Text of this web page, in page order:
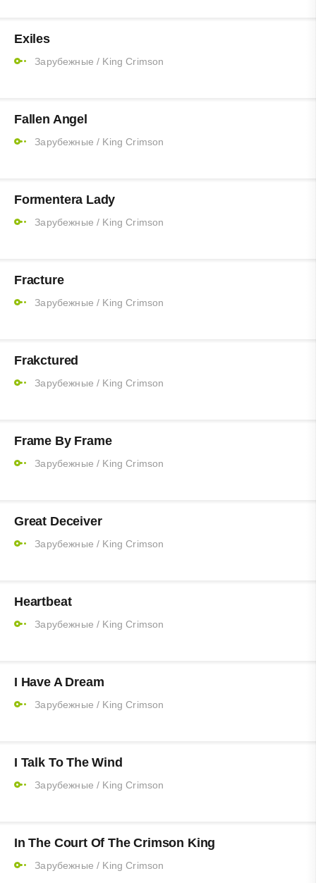
Exiles
Зарубежные / King Crimson
Fallen Angel
Зарубежные / King Crimson
Formentera Lady
Зарубежные / King Crimson
Fracture
Зарубежные / King Crimson
Frakctured
Зарубежные / King Crimson
Frame By Frame
Зарубежные / King Crimson
Great Deceiver
Зарубежные / King Crimson
Heartbeat
Зарубежные / King Crimson
I Have A Dream
Зарубежные / King Crimson
I Talk To The Wind
Зарубежные / King Crimson
In The Court Of The Crimson King
Зарубежные / King Crimson